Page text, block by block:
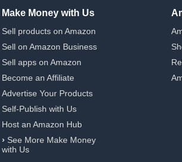
Make Money with Us
Sell products on Amazon
Sell on Amazon Business
Sell apps on Amazon
Become an Affiliate
Advertise Your Products
Self-Publish with Us
Host an Amazon Hub
› See More Make Money
with Us